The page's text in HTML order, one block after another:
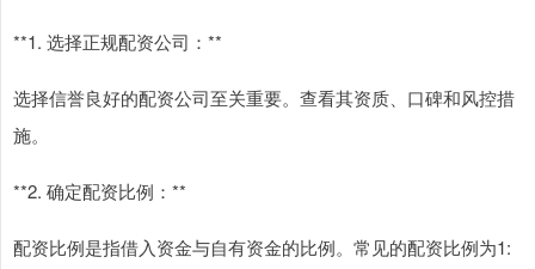
**1. 选择正规配资公司：**
选择信誉良好的配资公司至关重要。查看其资质、口碑和风控措
施。
**2. 确定配资比例：**
配资比例是指借入资金与自有资金的比例。常见的配资比例为1: